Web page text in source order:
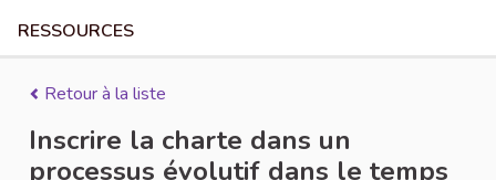
RESSOURCES
Retour à la liste
Inscrire la charte dans un
processus évolutif dans le temps